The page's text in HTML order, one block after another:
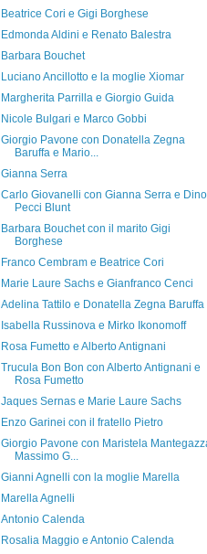
Beatrice Cori e Gigi Borghese
Edmonda Aldini e Renato Balestra
Barbara Bouchet
Luciano Ancillotto e la moglie Xiomar
Margherita Parrilla e Giorgio Guida
Nicole Bulgari e Marco Gobbi
Giorgio Pavone con Donatella Zegna
Baruffa e Mario...
Gianna Serra
Carlo Giovanelli con Gianna Serra e Dino
Pecci Blunt
Barbara Bouchet con il marito Gigi
Borghese
Franco Cembram e Beatrice Cori
Marie Laure Sachs e Gianfranco Cenci
Adelina Tattilo e Donatella Zegna Baruffa
Isabella Russinova e Mirko Ikonomoff
Rosa Fumetto e Alberto Antignani
Trucula Bon Bon con Alberto Antignani e
Rosa Fumetto
Jaques Sernas e Marie Laure Sachs
Enzo Garinei con il fratello Pietro
Giorgio Pavone con Maristela
Massimo G...
Gianni Agnelli con la moglie Marella
Marella Agnelli
Antonio Calenda
Rosalia Maggio e Antonio Calenda